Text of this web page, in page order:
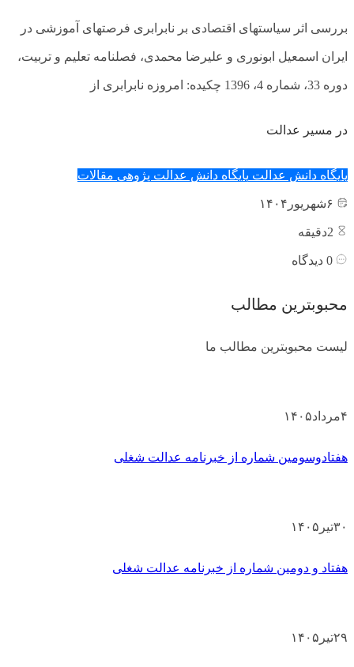
بررسی اثر سیاست­های اقتصادی بر نابرابری فرصت­های آموزشی در
ایران اسمعیل ابونوری و علیرضا محمدی، فصلنامه تعلیم و تربیت،
دوره 33، شماره 4، 1396 چکیده: امروزه نابرابری از
در مسیر عدالت
پایگاه دانش عدالت پایگاه دانش عدالت پژوهی مقالات
شهریور ۱۴۰۴
دقیقه
دیدگاه
محبوبترین مطالب
لیست محبوبترین مطالب ما
۴مرداد۱۴۰۵
هفتادوسومین شماره از خبرنامه عدالت شغلی
۳۰تیر ۱۴۰۵
هفتاد و دومین شماره از خبرنامه عدالت شغلی
۲۹تیر ۱۴۰۵